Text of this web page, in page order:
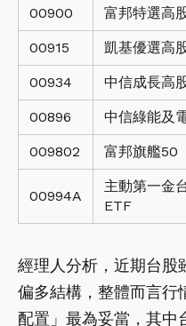
00900 富邦特選高
00915 凱基優選高
00934 中信成長高
00896 中信綠能及
009802 富邦旗艦50
00994A
主動第一金
ETF
經理人分析，近期台股
偏多結構，整體而言行
配置」最為妥當，其中